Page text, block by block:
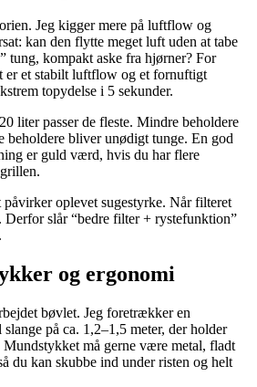
Jeg kigger mere på luftflow og
kan den flytte meget luft uden at tabe
tung, kompakt aske fra hjørner? For
er et stabilt luftflow og et fornuftigt
topydelse i 5 sekunder.
liter passer de fleste. Mindre beholdere
beholdere bliver unødigt tunge. En god
er guld værd, hvis du har flere
oplevet sugestyrke. Når filteret
slår “bedre filter + rystefunktion”
og ergonomi
bøvlet. Jeg foretrækker en
på ca. 1,2–1,5 meter, der holder
må gerne være metal, fladt
du kan skubbe ind under risten og helt